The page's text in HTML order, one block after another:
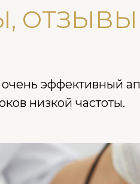
ОТЗЫВЫ
эффективный
низкой частоты.